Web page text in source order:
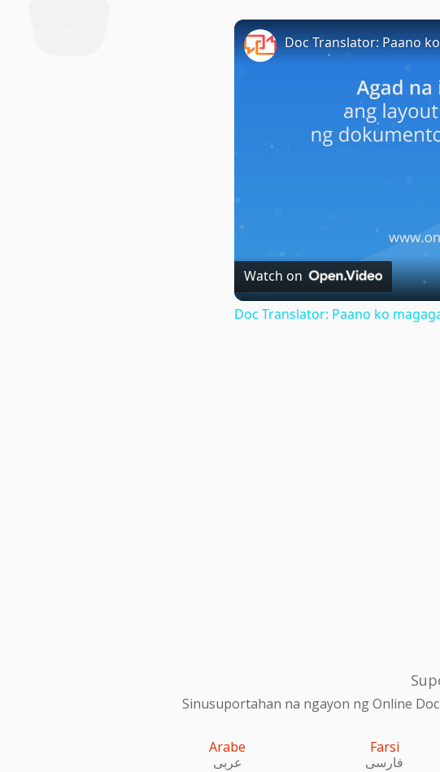
Watch on
Doc Translator: Paano ko
Sinusuportahan na ngayon ng Online
Arabe
عربى
Farsi
فارسی